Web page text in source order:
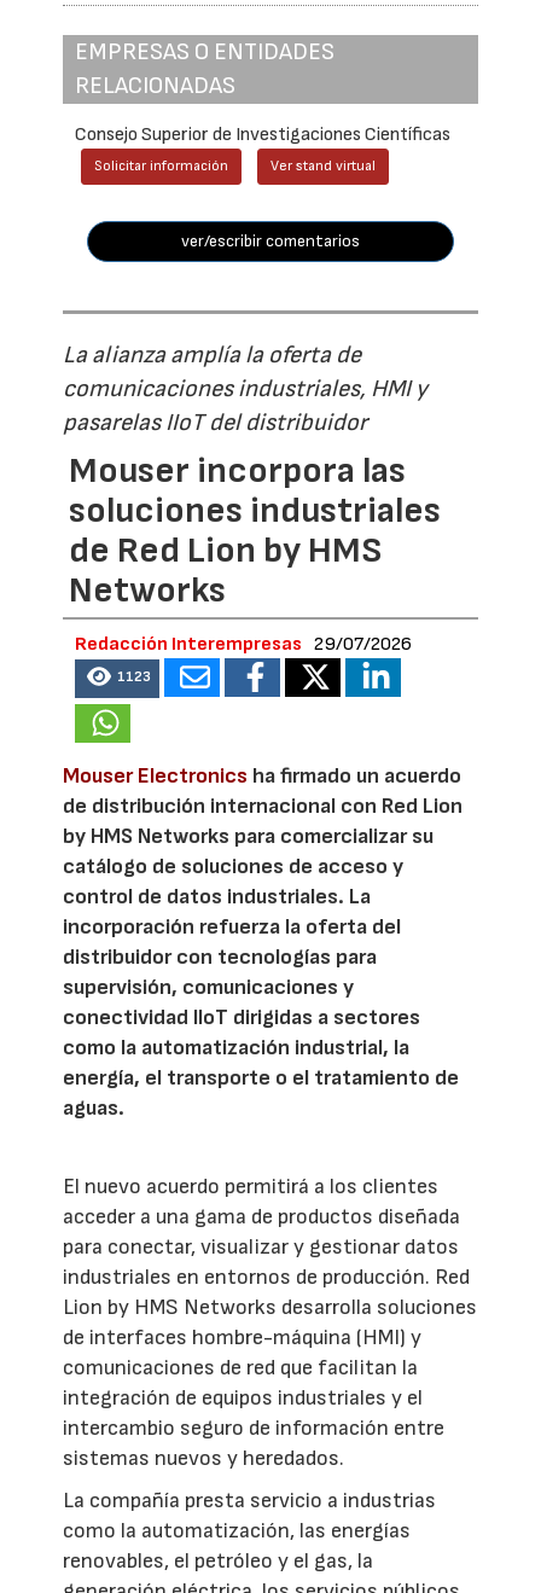
EMPRESAS O ENTIDADES
RELACIONADAS
Consejo Superior de Investigaciones Científicas
Solicitar información Ver stand virtual
ver/escribir comentarios
La alianza amplía la oferta de
comunicaciones industriales, HMI y
pasarelas IIoT del distribuidor
Mouser incorpora las
soluciones industriales
de Red Lion by HMS
Networks
Redacción Interempresas 29/07/2026
1123
Mouser Electronics ha firmado un acuerdo
de distribución internacional con Red Lion
by HMS Networks para comercializar su
catálogo de soluciones de acceso y
control de datos industriales. La
incorporación refuerza la oferta del
distribuidor con tecnologías para
supervisión, comunicaciones y
conectividad IIoT dirigidas a sectores
como la automatización industrial, la
energía, el transporte o el tratamiento de
aguas.
El nuevo acuerdo permitirá a los clientes
acceder a una gama de productos diseñada
para conectar, visualizar y gestionar datos
industriales en entornos de producción. Red
Lion by HMS Networks desarrolla soluciones
de interfaces hombre-máquina (HMI) y
comunicaciones de red que facilitan la
integración de equipos industriales y el
intercambio seguro de información entre
sistemas nuevos y heredados.
La compañía presta servicio a industrias
como la automatización, las energías
renovables, el petróleo y el gas, la